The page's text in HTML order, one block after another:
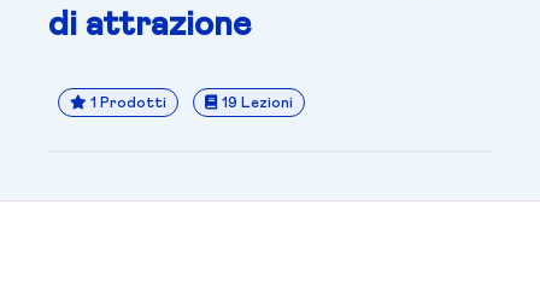
di attrazione
1 Prodotti 19 Lezioni